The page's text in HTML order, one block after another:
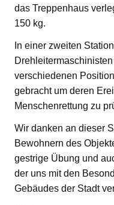
das Treppenhaus
150 kg.
In einer zweiten
verschiedenen
gebracht um deren
Menschenrettung zu
Wir danken an dieser
Bewohnern des
gestrige Übung und
der uns mit den
Gebäudes der Stadt